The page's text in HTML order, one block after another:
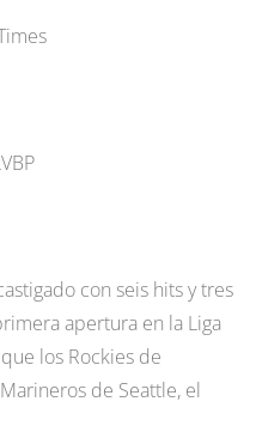
con seis hits y tres
apertura en la Liga
los Rockies de
de Seattle, el